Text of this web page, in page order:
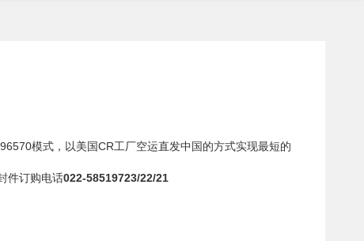
模式，以美国CR工厂空运直发中国的方式实现最短的
件订购电话022-58519723/22/21